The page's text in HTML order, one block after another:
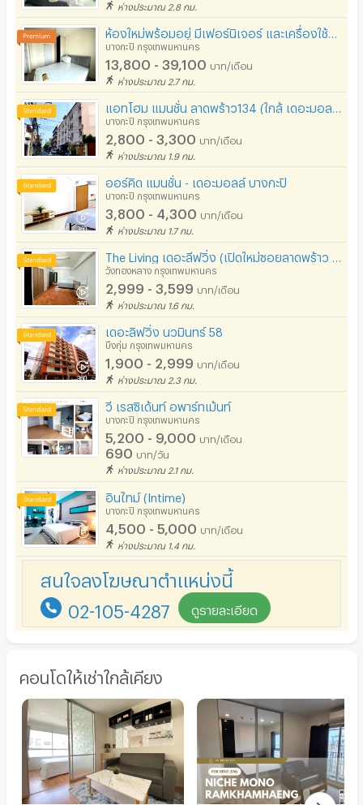
ห่างประมาณ 2.8 กม.
บางกะปิ กรุงเทพมหานคร
13,800 - 39,100 บาท/เดือน
ห่างประมาณ 2.7 กม.
บางกะปิ กรุงเทพมหานคร
2,800 - 3,300 บาท/เดือน
ห่างประมาณ 1.9 กม.
ออร์คิด แมนชั่น - เดอะมอลล์ บางกะปิ
บางกะปิ กรุงเทพมหานคร
3,800 - 4,300 บาท/เดือน
ห่างประมาณ 1.7 กม.
วังทองหลาง กรุงเทพมหานคร
2,999 - 3,599 บาท/เดือน
ห่างประมาณ 1.6 กม.
เดอะลิฟวิ่ง นวมินทร์ 58
บึงกุ่ม กรุงเทพมหานคร
1,900 - 2,999 บาท/เดือน
ห่างประมาณ 2.3 กม.
วี เรสซิเด้นท์ อพาร์ทเม้นท์
บางกะปิ กรุงเทพมหานคร
5,200 - 9,000 บาท/เดือน
690 บาท/วัน
ห่างประมาณ 2.1 กม.
อินไทม์ (Intime)
บางกะปิ กรุงเทพมหานคร
4,500 - 5,000 บาท/เดือน
ห่างประมาณ 1.4 กม.
สนใจลงโฆษณาตำแหน่งนี้
02-105-4287 ดูรายละเอียด
คอนโดให้เช่าใกล้เคียง